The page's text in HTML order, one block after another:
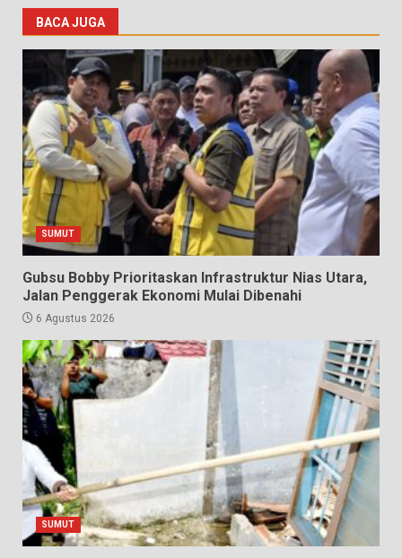
BACA JUGA
SUMUT
Gubsu Bobby Prioritaskan Infrastruktur Nias Utara,
Jalan Penggerak Ekonomi Mulai Dibenahi
6 Agustus 2026
SUMUT